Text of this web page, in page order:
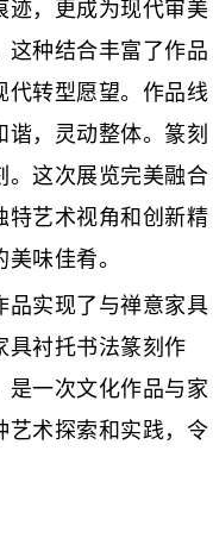
迹，更成为现代审美
这种结合丰富了作品
代转型愿望。作品线
，灵动整体。篆刻
。这次展览完美融合
特艺术视角和创新精
味佳肴。
实现了与禅意家具
具衬托书法篆刻作
是一次文化作品与家
艺术探索和实践，令